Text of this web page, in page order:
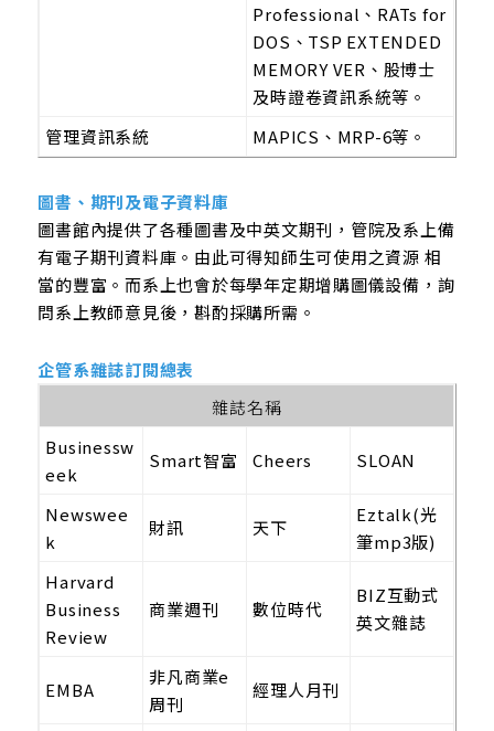
Professional、RATs for
DOS、TSP EXTENDED
MEMORY VER、股博士
及時證卷資訊系統等。
管理資訊系統
MAPICS、MRP-6等。
圖書、期刊及電子資料庫
圖書館內提供了各種圖書及中英文期刊，管院及系上備
有電子期刊資料庫。由此可得知師生可使用之資源 相
當的豐富。而系上也會於每學年定期增購圖儀設備，詢
問系上教師意見後，斟酌採購所需。
企管系雜誌訂閱總表
雜誌名稱
Businessw
eek
Smart智富 Cheers SLOAN
Newswee
k
財訊 天下
Eztalk(光
筆mp3版)
Harvard
Business
Review
商業週刊 數位時代
BIZ互動式
英文雜誌
EMBA
非凡商業e
周刊
經理人月刊